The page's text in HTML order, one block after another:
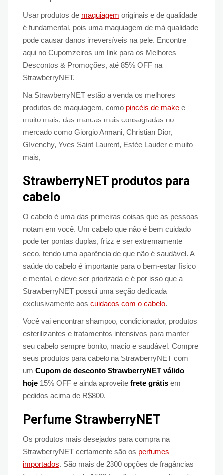
Usar produtos de maquiagem originais e de qualidade
é fundamental, pois uma maquiagem de má qualidade
pode causar danos irreversíveis na pele. Encontre
aqui no Cupomzeiros um link para os Melhores
Descontos & Promoções, até 85% OFF na
StrawberryNET.
Na StrawberryNET estão a venda os melhores
produtos de maquiagem, como pincéis de make e
muito mais, das marcas mais consagradas no
mercado como Giorgio Armani, Christian Dior,
GIvenchy, Yves Saint Laurent, Estée Lauder e muito
mais,
StrawberryNET produtos para
cabelo
O cabelo é uma das primeiras coisas que as pessoas
notam em você. Um cabelo que não é bem cuidado
pode ter pontas duplas, frizz e ser extremamente
seco, tendo uma aparência de que não é saudável. A
saúde do cabelo é importante para o bem-estar físico
e mental, e deve ser priorizada e é por isso que a
StrawberryNET possui uma seção dedicada
exclusivamente aos cuidados com o cabelo.
Você vai encontrar shampoo, condicionador, produtos
esterilizantes e tratamentos intensivos para manter
seu cabelo sempre bonito, macio e saudável. Compre
seus produtos para cabelo na StrawberryNET com
um Cupom de desconto StrawberryNET válido
hoje 15% OFF e ainda aproveite frete grátis em
pedidos acima de R$800.
Perfume StrawberryNET
Os produtos mais desejados para compra na
StrawberryNET certamente são os perfumes
importados. São mais de 2800 opções de fragâncias